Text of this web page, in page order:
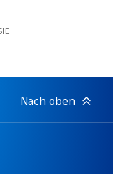
Nach oben